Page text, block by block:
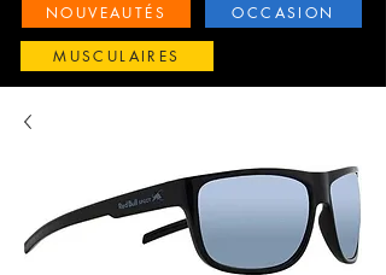
NOUVEAUTÉS OCCASION
MUSCULAIRES